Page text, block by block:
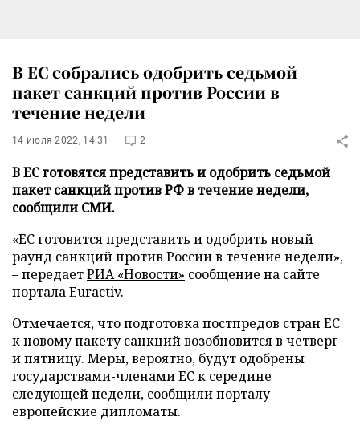
В ЕС собрались одобрить седьмой
пакет санкций против России в
течение недели
14 июля 2022, 14:31 2
В ЕС готовятся представить и одобрить седьмой
пакет санкций против РФ в течение недели,
сообщили СМИ.
«ЕС готовится представить и одобрить новый
раунд санкций против России в течение недели»,
– передаетРИА «Новости» сообщение на сайте
портала Euractiv.
Отмечается, что подготовка постпредов стран ЕС
к новому пакету санкций возобновится в четверг
и пятницу. Меры, вероятно, будут одобрены
государствами-членами ЕС к середине
следующей недели, сообщили порталу
европейские дипломаты.